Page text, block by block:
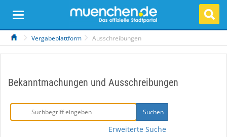
Vergabeplattform Ausschreibungen
Bekanntmachungen und Ausschreibungen
Erweiterte Suche